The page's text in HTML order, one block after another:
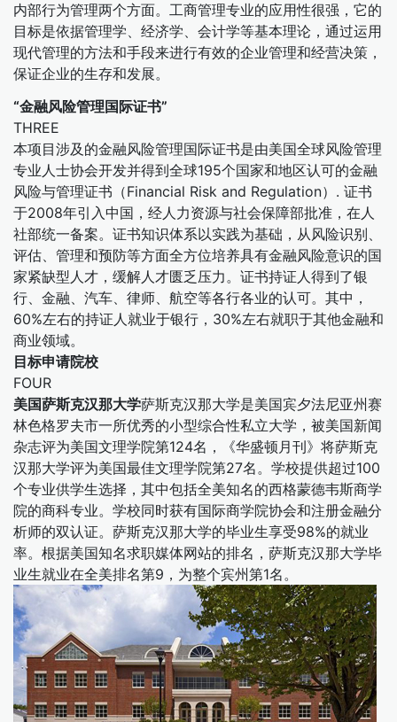
内部行为管理两个方面。工商管理专业的应用性很强，它的
目标是依据管理学、经济学、会计学等基本理论，通过运用
现代管理的方法和手段来进行有效的企业管理和经营决策，
保证企业的生存和发展。
“金融风险管理国际证书”
THREE
本项目涉及的金融风险管理国际证书是由美国全球风险管理
专业人士协会开发并得到全球195个国家和地区认可的金融
风险与管理证书（Financial Risk and Regulation）. 证书
于2008年引入中国，经人力资源与社会保障部批准，在人
社部统一备案。证书知识体系以实践为基础，从风险识别、
评估、管理和预防等方面全方位培养具有金融风险意识的国
家紧缺型人才，缓解人才匮乏压力。证书持证人得到了银
行、金融、汽车、律师、航空等各行各业的认可。其中，
60%左右的持证人就业于银行，30%左右就职于其他金融和
商业领域。
目标申请院校
FOUR
美国萨斯克汉那大学萨斯克汉那大学是美国宾夕法尼亚州赛
林色格罗夫市一所优秀的小型综合性私立大学，被美国新闻
杂志评为美国文理学院第124名，《华盛顿月刊》将萨斯克
汉那大学评为美国最佳文理学院第27名。学校提供超过100
个专业供学生选择，其中包括全美知名的西格蒙德韦斯商学
院的商科专业。学校同时获有国际商学院协会和注册金融分
析师的双认证。萨斯克汉那大学的毕业生享受98%的就业
率。根据美国知名求职媒体网站的排名，萨斯克汉那大学毕
业生就业在全美排名第9，为整个宾州第1名。